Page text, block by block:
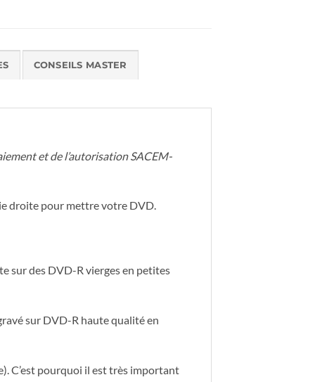
CONSEILS MASTER
et de l’autorisation SACEM-
droite pour mettre votre DVD.
sur des DVD-R vierges en petites
sur DVD-R haute qualité en
C’est pourquoi il est très important